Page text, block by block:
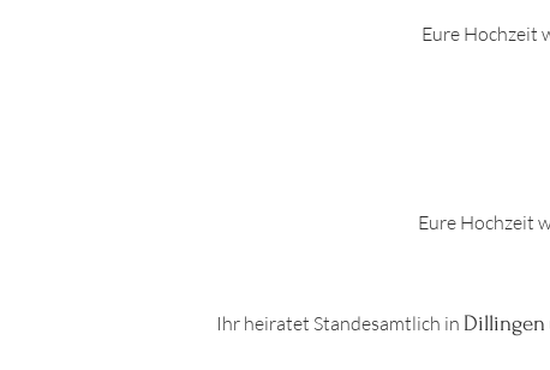
Eure Hochzeit
Eure Hochzeit
Ihr heiratet Standesamtlich in Dillingen